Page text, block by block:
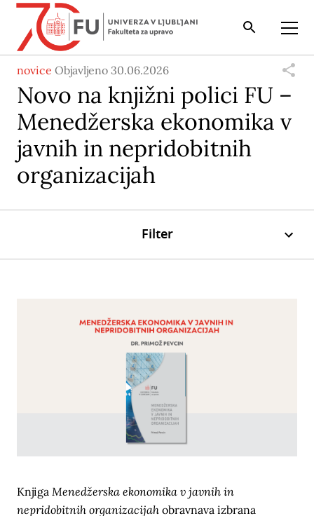
Iskalnik Odpri
novice Objavljeno 30.06.2026
Novo na knjižni polici FU –
Menedžerska ekonomika v
javnih in nepridobitnih
organizacijah
Filter
Knjiga Menedžerska ekonomika v javnih in
nepridobitnih organizacijah obravnava izbrana